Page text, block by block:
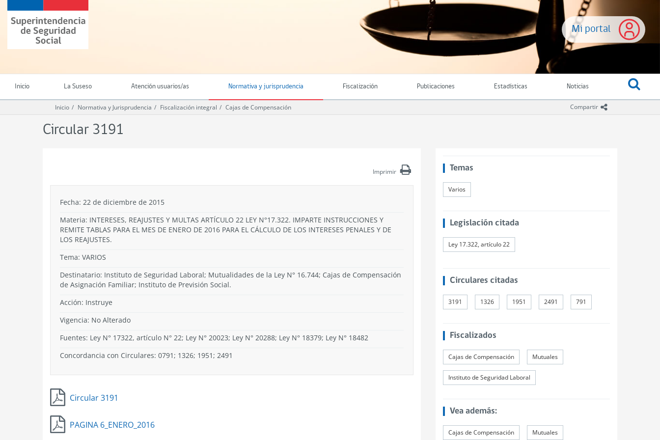
contenido
principal
Mi portal
Superintendencia
de
Seguridad
(SUSESO)
Chile
Inicio La Suseso Atención usuarios/as Normativa y jurisprudencia Fiscalización Publicaciones Estadísticas Noticias
Compartir icono compartir
Inicio Normativa y Jurisprudencia Fiscalización integral Cajas de Compensación
Circular 3191
Imprimir
Fecha: 22 de diciembre de 2015
Materia: INTERESES, REAJUSTES Y MULTAS ARTÍCULO 22 LEY N°17.322. IMPARTE INSTRUCCIONES Y
REMITE TABLAS PARA EL MES DE ENERO DE 2016 PARA EL CÁLCULO DE LOS INTERESES PENALES Y DE
LOS REAJUSTES.
Tema: VARIOS
Destinatario: Instituto de Seguridad Laboral; Mutualidades de la Ley N° 16.744; Cajas de Compensación
de Asignación Familiar; Instituto de Previsión Social.
Acción: Instruye
Vigencia: No Alterado
Fuentes: Ley N° 17322, artículo N° 22; Ley N° 20023; Ley N° 20288; Ley N° 18379; Ley N° 18482
Concordancia con Circulares: 0791; 1326; 1951; 2491
Circular 3191
PAGINA 6_ENERO_2016
Temas
Varios
Legislación citada
Ley 17.322, artículo 22
Circulares citadas
3191 1326 1951 2491 791
Fiscalizados
Cajas de Compensación Mutuales
Instituto de Seguridad Laboral
Vea además:
Cajas de Compensación Mutuales